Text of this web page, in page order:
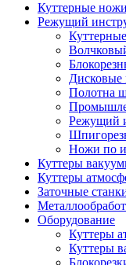
Куттерные ножи
Режущий
Дисковые
Полотна
Режущий
Ножи по
Куттеры
Куттеры
Заточные
Оборудование
Куттеры
Куттеры